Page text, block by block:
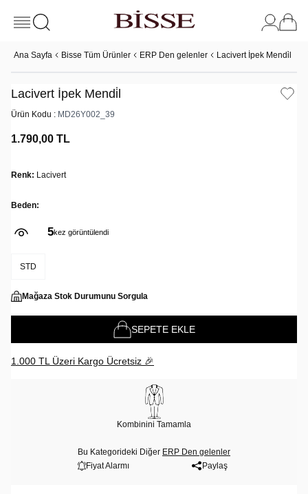
Ana Sayfa Bisse Tüm Ürünler ERP Den gelenler Lacivert İpek Mendi̇l
Lacivert İpek Mendi̇l
Ürün Kodu : MD26Y002_39
1.790,00 TL
Renk: Lacivert
Beden:
5kez görüntülendi
STD
Mağaza Stok Durumunu Sorgula
SEPETE EKLE
1.000 TL Üzeri Kargo Ücretsiz 🎉
Kombinini Tamamla
Bu Kategorideki Diğer ERP Den gelenler
Fiyat Alarmı
Paylaş